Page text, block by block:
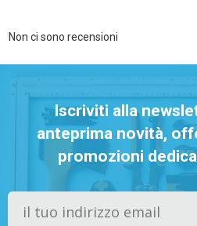
Non ci sono recensioni
Iscriviti alla
anteprima novità,
promozioni